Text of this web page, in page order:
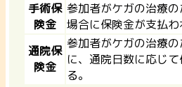
手術保
険金
参加者がケガの治療
場合に保険金が支払わ
通院保
険金
参加者がケガの治療
に、通院日数に応じ
る。